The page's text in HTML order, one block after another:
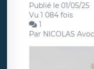
Publié le 01/05/25
Vu 1 084 fois
1
Par NICOLAS